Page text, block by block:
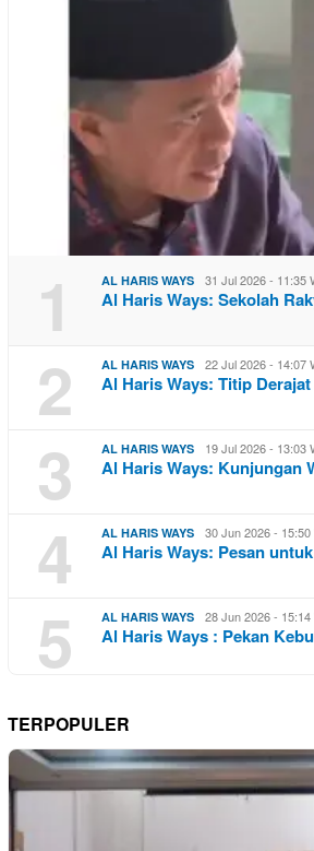
1 AL HARIS WAYS 31 Jul 2026 - 11:35
Al Haris Ways: Sekolah
2 AL HARIS WAYS 22 Jul 2026 - 14:07
Al Haris Ways: Titip
3 AL HARIS WAYS 19 Jul 2026 - 13:03
Al Haris Ways: Kunjungan
4 AL HARIS WAYS 30 Jun 2026 - 15:50
Al Haris Ways: Pesan
5 AL HARIS WAYS 28 Jun 2026 - 15:14
Al Haris Ways : Pekan
TERPOPULER